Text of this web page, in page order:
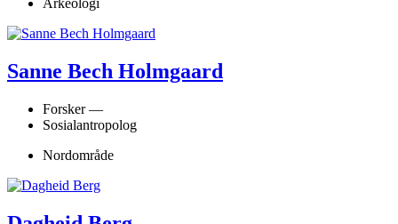
Arkeologi
Sanne Bech Holmgaard
Forsker —
Sosialantropolog
Nordområde